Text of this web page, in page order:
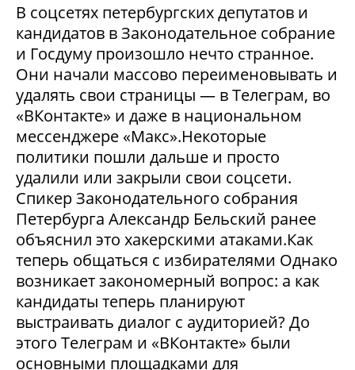
В соцсетях петербургских депутатов и
кандидатов в Законодательное собрание
и Госдуму произошло нечто странное.
Они начали массово переименовывать и
удалять свои страницы — в Телеграм, во
«ВКонтакте» и даже в национальном
мессенджере «Макс».Некоторые
политики пошли дальше и просто
удалили или закрыли свои соцсети.
Спикер Законодательного собрания
Петербурга Александр Бельский ранее
объяснил это хакерскими атаками.Как
теперь общаться с избирателями Однако
возникает закономерный вопрос: а как
кандидаты теперь планируют
выстраивать диалог с аудиторией? До
этого Телеграм и «ВКонтакте» были
основными площадками для